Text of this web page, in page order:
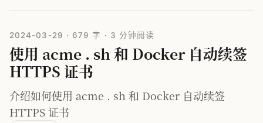
2024-03-29 · 679 字 · 3 分钟阅读
使用 acme . sh 和 Docker 自动续签
HTTPS 证书
介绍如何使用 acme . sh 和 Docker 自动续签
HTTPS 证书